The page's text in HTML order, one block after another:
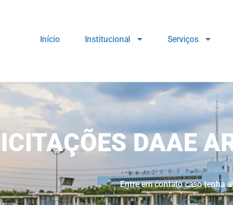
Início Institucional Serviços
DAAE
Entre em contato caso tenha